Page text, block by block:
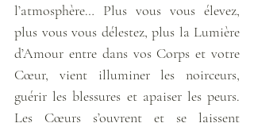
l’atmosphère… Plus vous vous élevez,
plus vous vous délestez, plus la Lumière
d’Amour entre dans vos Corps et votre
Cœur, vient illuminer les noirceurs,
guérir les blessures et apaiser les peurs.
Les Cœurs s’ouvrent et se laissent